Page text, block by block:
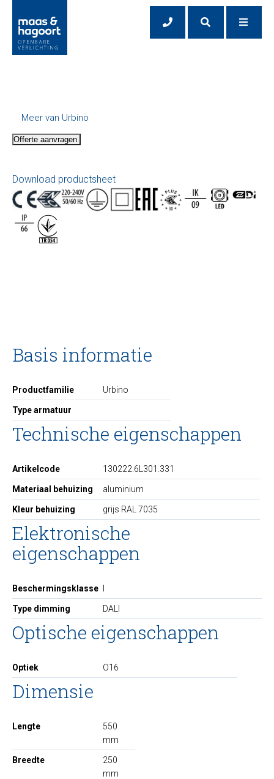
Meer van Urbino
Offerte aanvragen
Download productsheet
Basis informatie
Productfamilie Urbino
Type armatuur
Technische eigenschappen
Artikelcode 130222.6L301.331
Materiaal behuizing aluminium
Kleur behuizing grijs RAL 7035
Elektronische
eigenschappen
Beschermingsklasse
Type dimming DALI
Optische eigenschappen
Optiek O16
Dimensie
Lengte
550
mm
Breedte
250
mm